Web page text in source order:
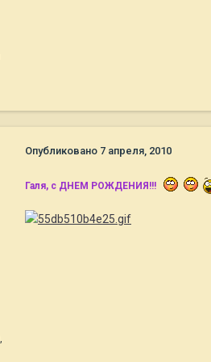
Опубликовано 7 апреля, 2010
Галя, с ДНЕМ РОЖДЕНИЯ!!!